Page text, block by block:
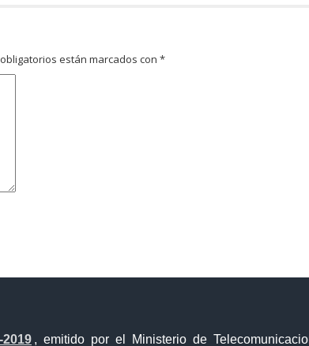
, emitido por el Ministerio de
están marcados con*